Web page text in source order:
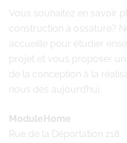
Vous souhaitez en savoir
construction à ossature?
accueille pour étudier
projet et vous proposer
de la conception à la
nous dès aujourd’hui.
ModuleHome
Rue de la Déportation 218